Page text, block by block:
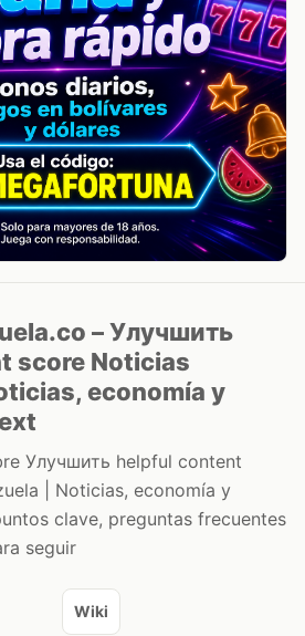
– Улучшить
score Noticias
economía y
Улучшить helpful content
| Noticias, economía y
clave, preguntas frecuentes
seguir
Wiki